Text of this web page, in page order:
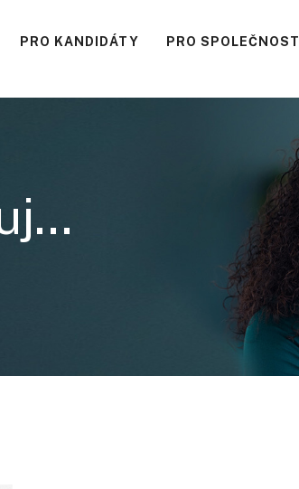
PRO KANDIDÁTY PRO SPOLEČNOSTI